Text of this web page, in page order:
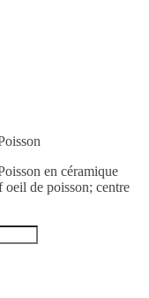
en céramique
de poisson; centre